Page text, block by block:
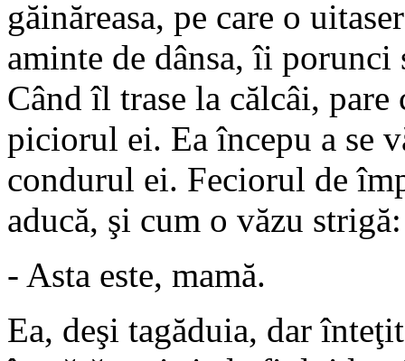
găinăreasa, pe care o
aminte de dânsa, îi porunci
Când îl trase la călcâi,
piciorul ei. Ea începu a se
condurul ei. Feciorul de
aducă, şi cum o văzu strigă:
- Asta este, mamă.
Ea, deşi tagăduia, dar